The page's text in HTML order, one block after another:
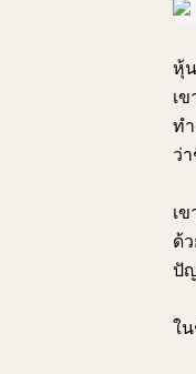
หุ้
เ
ท
ว่
เ
ด้
ปั
ใ